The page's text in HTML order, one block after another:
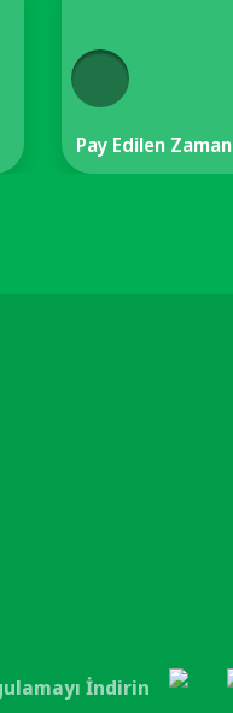
Pay Edilen Zaman
İndirin